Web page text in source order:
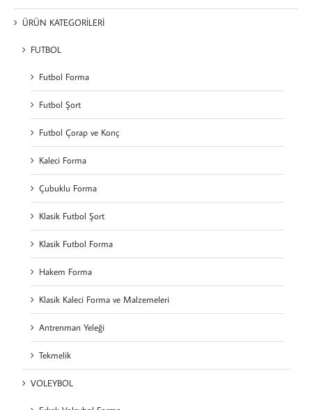
ÜRÜN KATEGORİLERİ
FUTBOL
Futbol Forma
Futbol Şort
Futbol Çorap ve Konç
Kaleci Forma
Çubuklu Forma
Klasik Futbol Şort
Klasik Futbol Forma
Hakem Forma
Klasik Kaleci Forma ve Malzemeleri
Antrenman Yeleği
Tekmelik
VOLEYBOL